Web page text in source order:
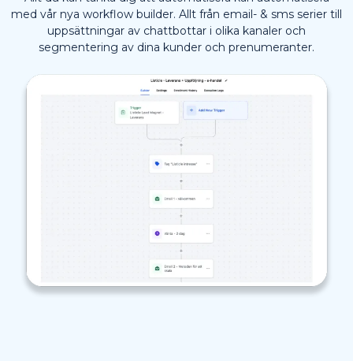
med vår nya workflow builder. Allt från email- & sms serier till
uppsättningar av chattbottar i olika kanaler och
segmentering av dina kunder och prenumeranter.